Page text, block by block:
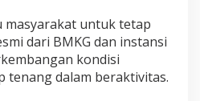
masyarakat untuk tetap
dari BMKG dan instansi
kondisi
tenang dalam beraktivitas.